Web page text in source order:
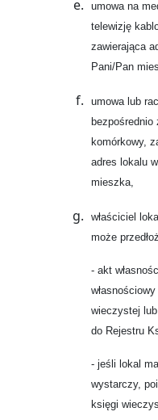
umowa na
telewizję
zawierająca
Pani/Pan
umowa lub
komórkowy,
adres lokalu
mieszka,
właściciel
może
- akt
wieczystej
do Rejestru
- jeśli lokal
wystarczy,
księgi